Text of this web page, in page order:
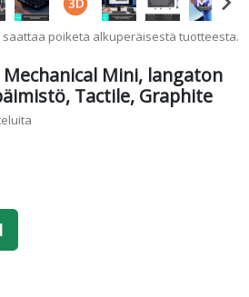
saattaa poiketa alkuperäisestä tuotteesta.
Mechanical Mini, langaton
Tactile, Graphite